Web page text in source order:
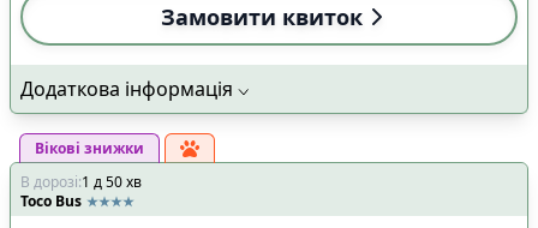
Замовити квиток
Додаткова інформація
Вікові знижки
В дорозі:1 д50хв
Toco Bus